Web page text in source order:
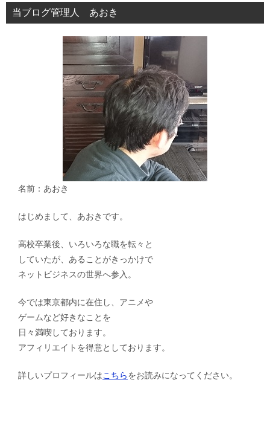
シ
ョ
当ブログ管理人 あおき
名前：あおき
はじめまして、あおきです。
高校卒業後、いろいろな職を転々と
していたが、あることがきっかけで
ネットビジネスの世界へ参入。
今では東京都内に在住し、アニメや
ゲームなど好きなことを
日々満喫しております。
アフィリエイトを得意としております。
詳しいプロフィールはこちらをお読みになってください。